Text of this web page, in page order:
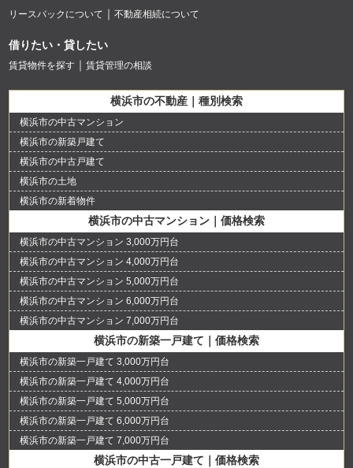
リースバックについて
不動産相続について
借りたい・貸したい
賃貸物件を探す 賃貸管理の相談
横浜市の不動産｜種別検索
横浜市の中古マンション
横浜市の新築戸建て
横浜市の中古戸建て
横浜市の土地
横浜市の新着物件
横浜市の中古マンション｜価格検索
横浜市の中古マンション 3,000万円台
横浜市の中古マンション 4,000万円台
横浜市の中古マンション 5,000万円台
横浜市の中古マンション 6,000万円台
横浜市の中古マンション 7,000万円台
横浜市の新築一戸建て｜価格検索
横浜市の新築一戸建て 3,000万円台
横浜市の新築一戸建て 4,000万円台
横浜市の新築一戸建て 5,000万円台
横浜市の新築一戸建て 6,000万円台
横浜市の新築一戸建て 7,000万円台
横浜市の中古一戸建て｜価格検索